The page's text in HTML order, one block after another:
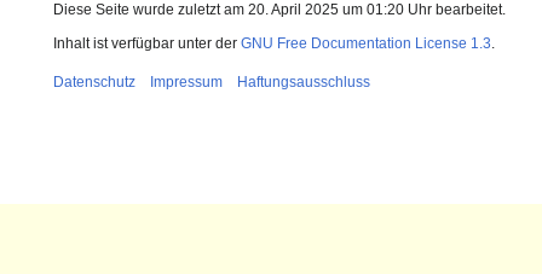
Diese Seite wurde zuletzt am 20. April 2025 um 01:20 Uhr bearbeitet.
Inhalt ist verfügbar unter der GNU Free Documentation License 1.3.
Datenschutz Impressum Haftungsausschluss